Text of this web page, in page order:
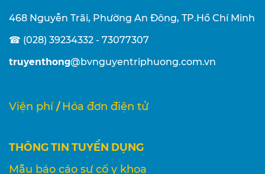
468 Nguyễn Trãi, Phường An Đông, TP.Hồ Chí Minh
☎ (028) 39234332 - 73077307
truyenthong@bvnguyentriphuong.com.vn
Viện phí / Hóa đơn điện tử
THÔNG TIN TUYỂN DỤNG
Mẫu báo cáo sự cố y khoa